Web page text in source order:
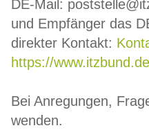
DE-Mail:
und Empfänger das
direkter Kontakt:
https://
Bei Anregungen,
wenden.